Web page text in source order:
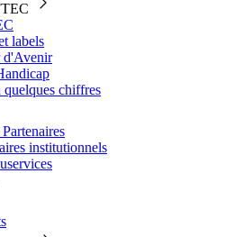
labels
d'Avenir
chiffres
institutionnels